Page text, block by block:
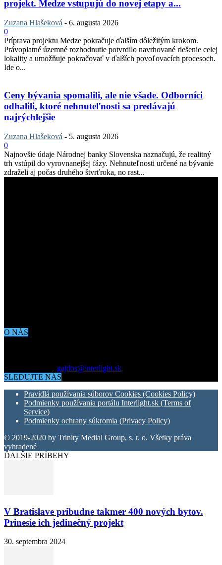
projekt. Medze vstupujú do novej etapy a...
Zuzana Hlašeková - 6. augusta 2026
0
Príprava projektu Medze pokračuje ďalším dôležitým krokom.
Právoplatné územné rozhodnutie potvrdilo navrhované riešenie celej
lokality a umožňuje pokračovať v ďalších povoľovacích procesoch.
Ide o...
Ceny bývania spomalili, ale nie všade. Odborníci
odhalili, ktoré nehnuteľnosti sa predávajú
najrýchlejšie
Zuzana Hlašeková - 5. augusta 2026
0
Najnovšie údaje Národnej banky Slovenska naznačujú, že realitný
trh vstúpil do vyrovnanejšej fázy. Nehnuteľnosti určené na bývanie
zdraželi aj počas druhého štvrťroka, no rast...
O NÁS
gajdos@interlight.sk
SLEDUJTE NÁS
Pravidlá používania súborov Cookies (Cookies Policy)
Podmienky používania portálu Interlight.sk (Terms of
Service)
Podmienky ochrany súkromia (Privacy Policy)
© 2019-2020 by Trinity Medial Group, s. r. o. Všetky práva
vyhradené
ĎALŠIE PRÍBEHY
V Bratislave pribudne takmer 400 nových bytov.
Prinesie ich jedinečný projekt
30. septembra 2024